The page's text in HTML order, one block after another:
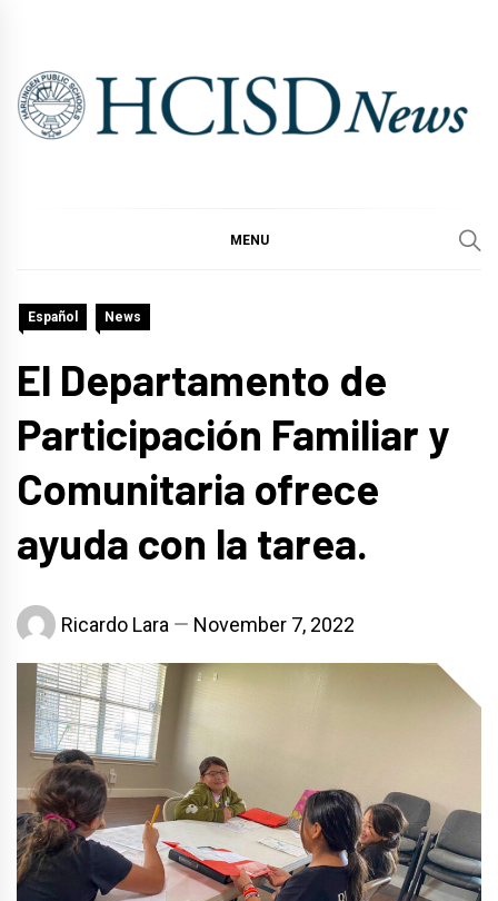
content
MENU
Español News
El Departamento de
Participación Familiar y
Comunitaria ofrece
ayuda con la tarea.
Ricardo Lara November 7, 2022